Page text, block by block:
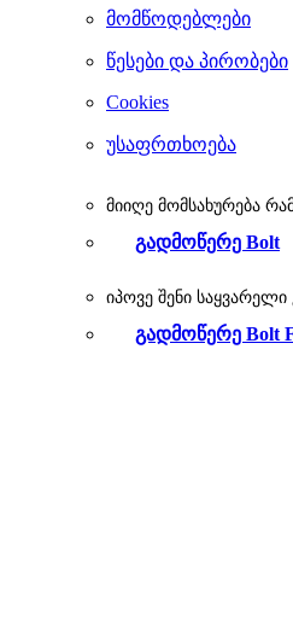
მომწოდებლები
წესები და პირობები
Cookies
უსაფრთხოება
მიიღე მომსახურება
გადმოწერე Bolt
იპოვე შენი საყვარელი
გადმოწერე Bolt